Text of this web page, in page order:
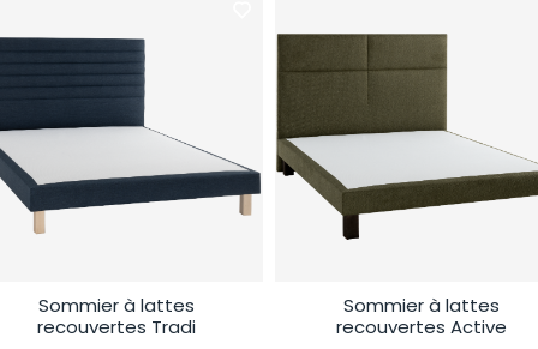
Sommier à lattes
recouvertes Tradi
Sommier à lattes
recouvertes Active